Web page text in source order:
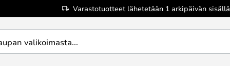
Varastotuotteet lähetetään 1 arkipäivän sisällä